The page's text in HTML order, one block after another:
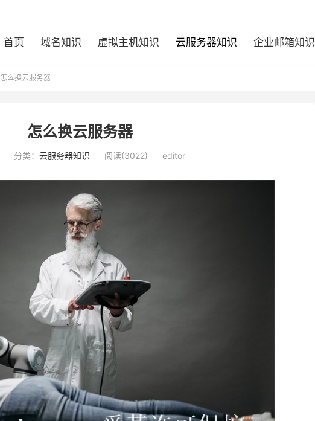
首页 域名知识 虚拟主机知识 云服务器知识 企业邮箱知识
怎么换云服务器
怎么换云服务器
分类： 云服务器知识 阅读(3022) editor